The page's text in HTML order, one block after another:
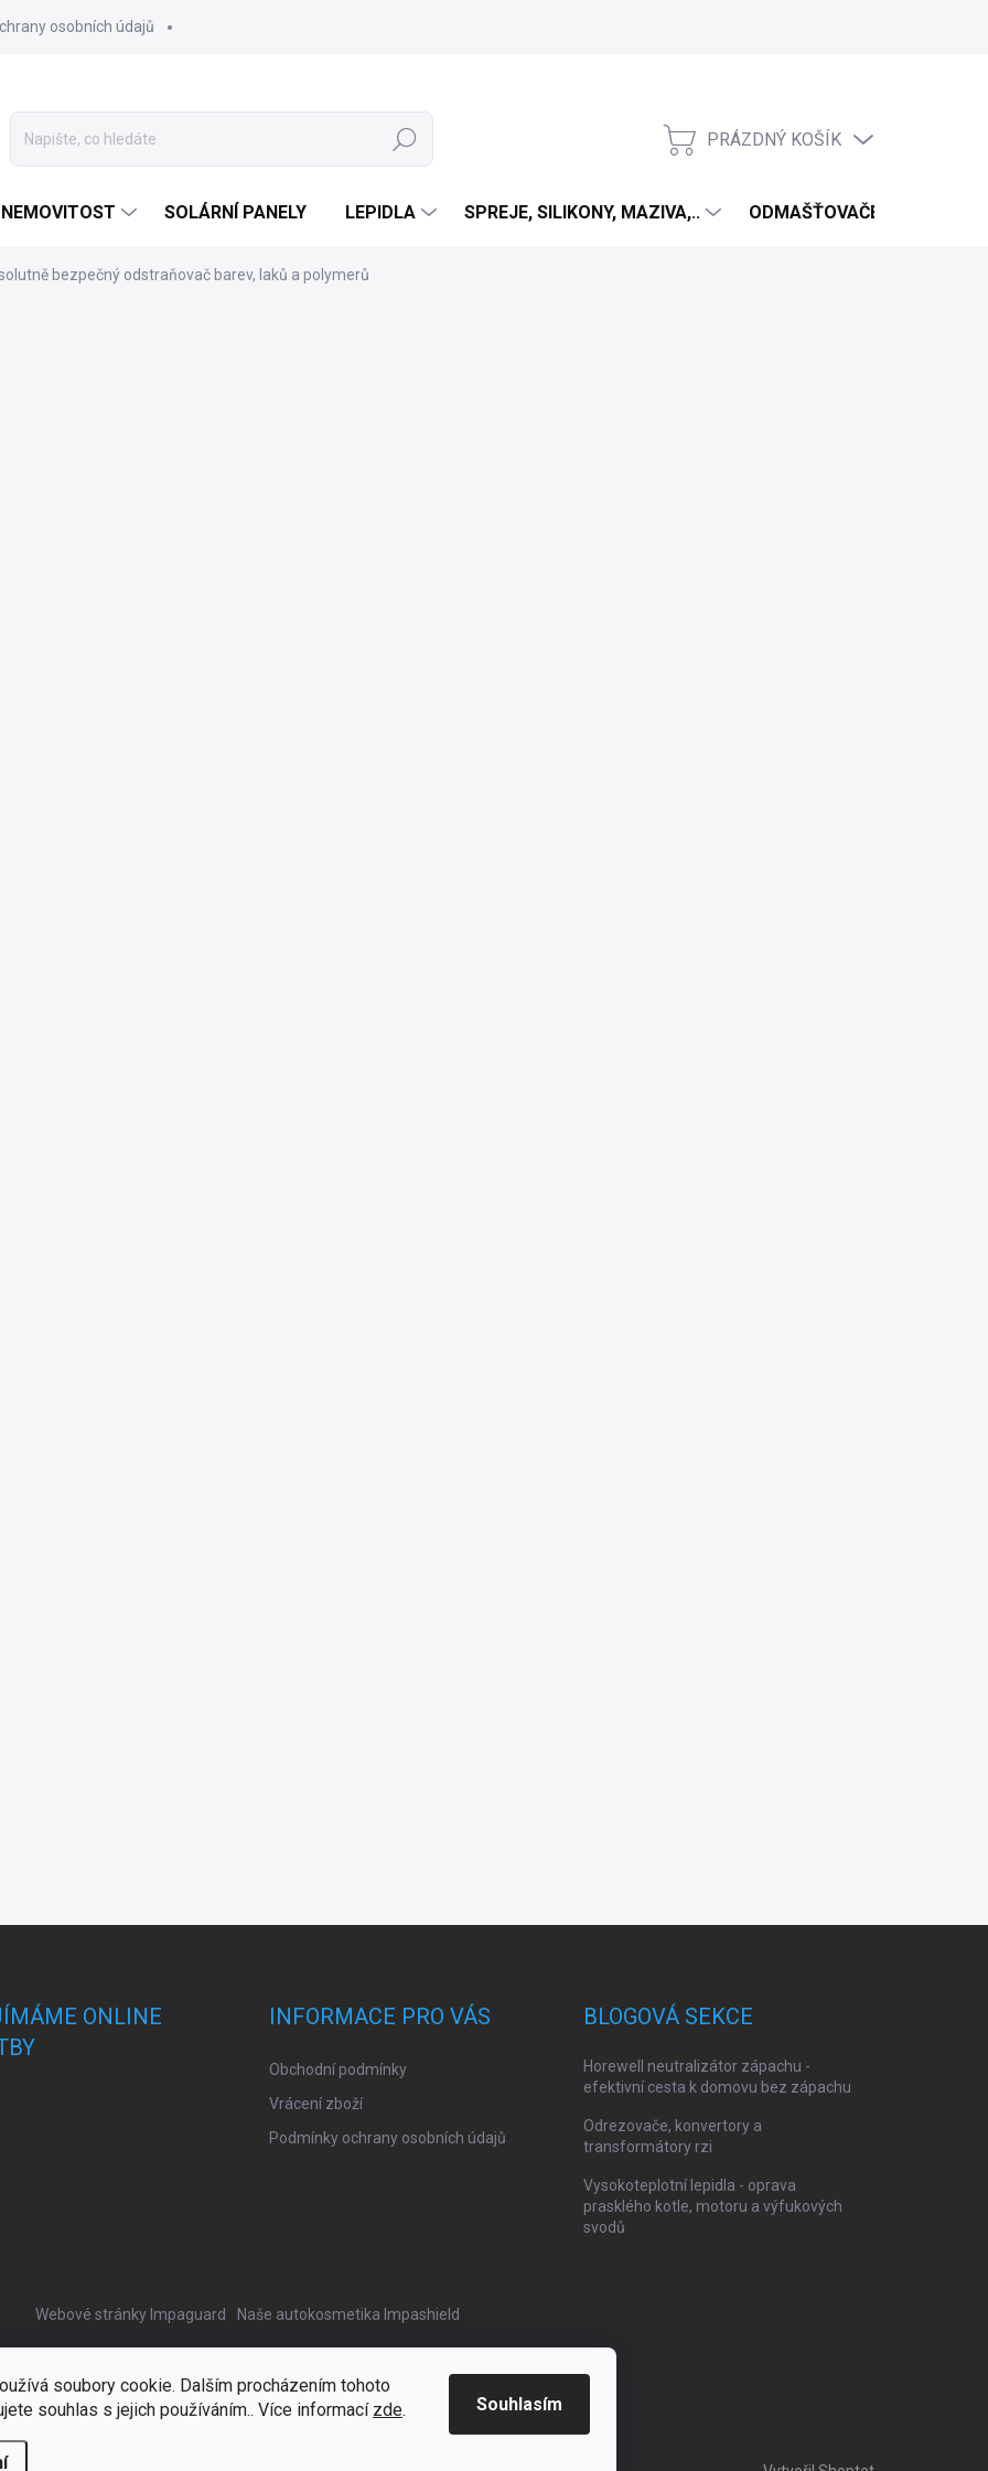
soubory cookie. Dalším procházením tohoto
souhlas s jejich používáním.. Více informací zde. Souhlasím
osobních údajů
Hledat
NÁKUPNÍ
PRÁZDNÝ KOŠÍK
SOLÁRNÍ PANELY LEPIDLA SPREJE, SILIKONY, MAZIVA,.. ODMAŠŤOVAČE
bezpečný odstraňovač barev, laků a polymerů
ONLINE
INFORMACE PRO VÁS
Obchodní podmínky
Vrácení zboží
Podmínky ochrany osobních údajů
BLOGOVÁ SEKCE
Horewell neutralizátor zápachu -
efektivní cesta k domovu bez zápachu
Odrezovače, konvertory a
transformátory rzi
Vysokoteplotní lepidla - oprava
prasklého kotle, motoru a výfukových
svodů
Webové stránky Impaguard Naše autokosmetika Impashield